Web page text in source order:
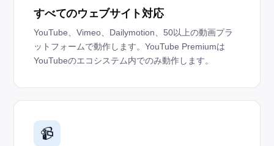
すべてのウェブサイト対応
YouTube、Vimeo、Dailymotion、50以上の動画プラ
ットフォームで動作します。YouTube Premiumは
YouTubeのエコシステム内でのみ動作します。
📹